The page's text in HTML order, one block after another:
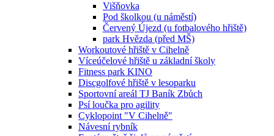
Višňovka
Pod školkou (u náměstí)
Červený Újezd (u fotbalového hřiště)
park Hvězda (před MŠ)
Workoutové hřiště v Cihelně
Víceúčelové hřiště u základní školy
Fitness park KINO
Discgolfové hřiště v lesoparku
Sportovní areál TJ Baník Zbůch
Psí loučka pro agility
Cyklopoint "V Cihelně"
Návesní rybník